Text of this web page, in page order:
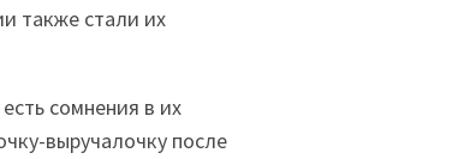
также стали их
сомнения в их
выручалочку после